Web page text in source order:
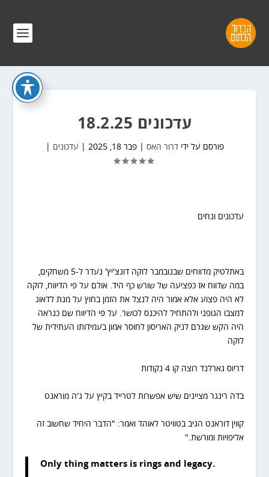
עדכונים 18.2.25
פורסם על ידידרור האס |פבר 18, 2025 עדכונים
עדכונים ונחים
באתלטיק מדווחים שבנובמבר לוקה דונצ'יץ' נעדר ל-5 משחקים,
במה שדווח אז כפציעה של שורש כף היד. אולם על פי הדיווח, לוקה
לא היה פצוע אלא אמור היה לנצל את הזמן בחוץ על מנת לדאוג
למצבו הגופני ולהתחיל להיכנס לכושר. על פי הדיווח שם כנראה
היה הקש שגרם לניק האריסון לחוסר אמון בעמידותו העתידית של
לוקה
דריוס גארלנד רוצה קו 4 נקודות
בדה רינגר מציינים שיש אפשרות לטרייד בקיץ על ג'ה מוראנט
קווין דוראנט הגיב בטוויטר לאוהד ואמר: "הדבר היחיד שחשוב זה
אליפויות ומורשת."
Only thing matters is rings and legacy.